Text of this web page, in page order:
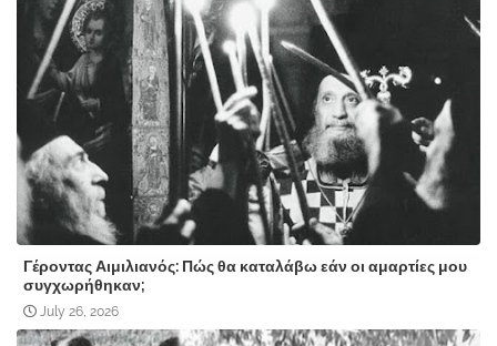
Γέροντας Αιμιλιανός: Πώς θα καταλάβω εάν οι αμαρτίες μου
συγχωρήθηκαν;
July 26, 2026